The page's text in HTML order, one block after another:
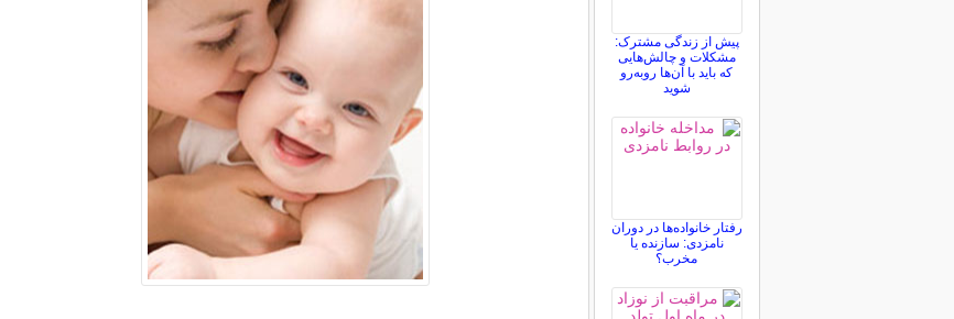
پیش از زندگی مشترک:
مشکلات و چالش‌هایی
که باید با آن‌ها روبه‌رو
شوید
رفتار خانواده‌ها در دوران
نامزدی: سازنده یا
مخرب؟